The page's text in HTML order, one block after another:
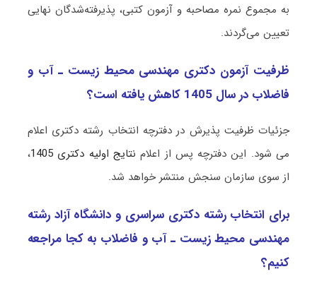
به مجموع نمره مصاحبه و آزمون کتبی، پذیرفته‌شدگان نهایی
تعیین می‌گردند.
ظرفیت آزمون دکتری مهندسی محیط زیست ـ آب و
ﻓﺎﺿﻼب در سال 1405 کاهش یافته است؟
جزئیات ظرفیت پذیرش در دفترچه انتخاب رشته دکتری اعلام
می شود. این دفترچه پس از اعلام نتایج اولیه دکتری 1405
،
از سوی سازمان سنجش منتشر خواهد شد.
برای انتخاب رشته دکتری سراسری و دانشگاه آزاد رشته
مهندسی محیط زیست ـ آب و ﻓﺎﺿﻼب به کجا مراجعه
کنیم؟